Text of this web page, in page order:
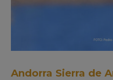
Andorra Sierra de